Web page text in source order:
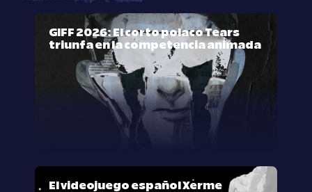
GIFF 2026: El corto polaco Tears
triunfa en la competencia animada
El videojuego español Xerme